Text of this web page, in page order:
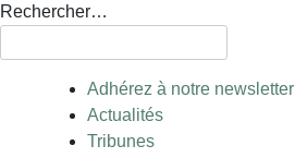
Rechercher…
Adhérez à notre newsletter
Actualités
Tribunes